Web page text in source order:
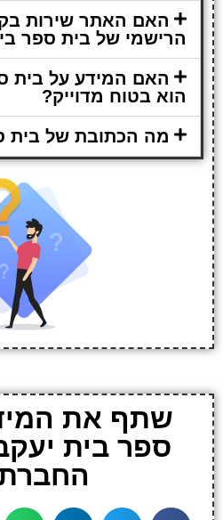
האם האתר שירות
הרישמי של בית ספר
האם המידע על בית
הוא בטוח מדוייק?
מה הכתובת של בית
שתף את
ספר בית